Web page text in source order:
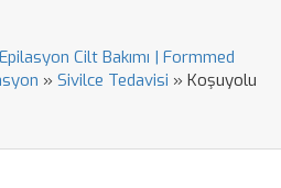
Cilt Bakımı | Formmed
» Sivilce Tedavisi » Koşuyolu